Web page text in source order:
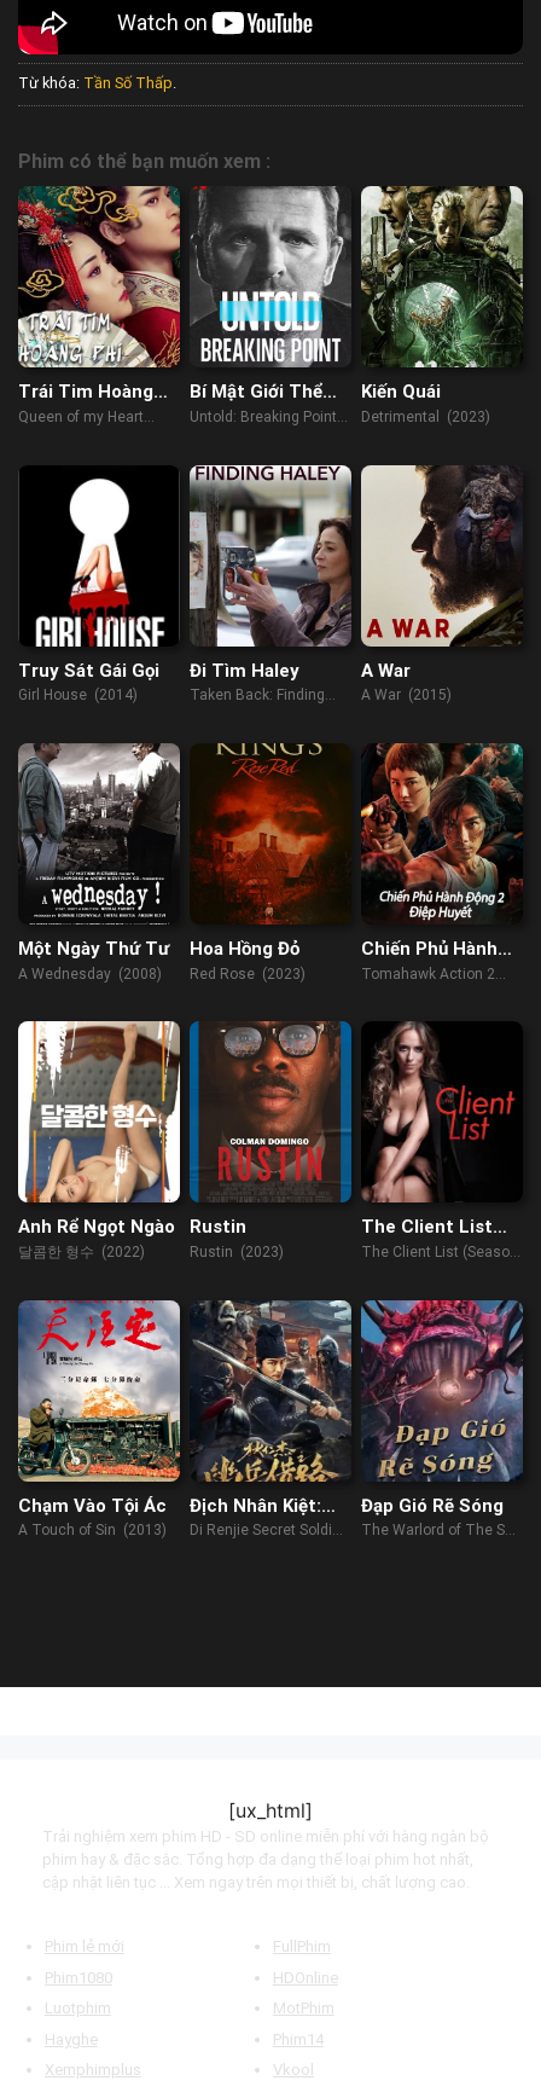
Từ khóa: Tần Số Thấp.
Phim có thể bạn muốn xem :
Trái Tim Hoàng
Phi
Queen of my Heart
Bí Mật Giới Thể
Thao: Điểm Phá
Untold: Breaking Point
Kiến Quái
Detrimental (2023)
Truy Sát Gái Gọi
Girl House (2014)
Đi Tìm Haley
Taken Back: Finding
A War
A War (2015)
Một Ngày Thứ Tư
A Wednesday (2008)
Hoa Hồng Đỏ
Red Rose (2023)
Chiến Phủ Hành
Động 2: Điệp
Tomahawk Action 2
Anh Rể Ngọt Ngào
달콤한 형수 (2022)
Rustin
Rustin (2023)
The Client List
(Phần 1)
The Client List (Season
Chạm Vào Tội Ác
A Touch of Sin (2013)
Địch Nhân Kiệt:
Mượn Đường Âm
Di Renjie Secret Soldier
Đạp Gió Rẽ Sóng
The Warlord of The Sea